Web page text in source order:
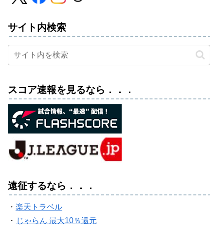
サイト内検索
スコア速報を見るなら．．．
遠征するなら．．．
・ 楽天トラベル
・ じゃらん 最大10％還元